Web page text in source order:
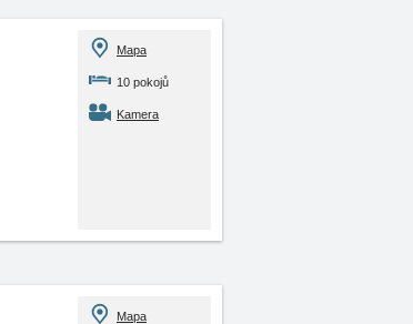
Mapa
10 pokojů
Kamera
Mapa